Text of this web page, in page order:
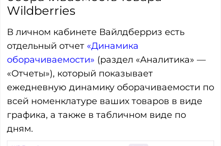
Wildberries
В личном кабинете Вайлдберриз есть
отдельный отчет «Динамика
оборачиваемости» (раздел «Аналитика» —
«Отчеты»), который показывает
ежедневную динамику оборачиваемости по
всей номенклатуре ваших товаров в виде
графика, а также в табличном виде по
дням.